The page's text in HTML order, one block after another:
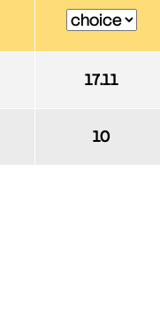
17.11
10